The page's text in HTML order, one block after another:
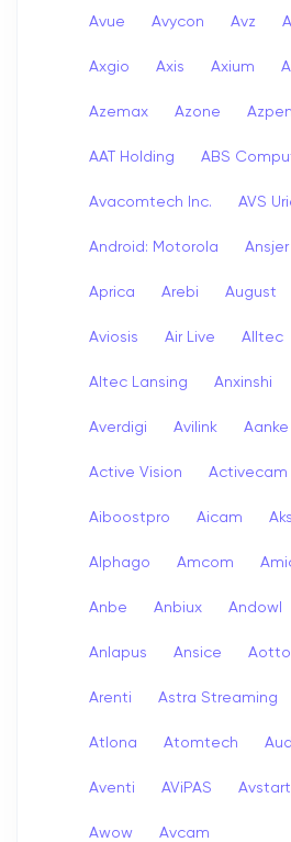
Avue Avycon Avz
Axgio Axis Axium
Azemax Azone Azpen
AAT Holding ABS
Avacomtech Inc. AVS
Android: Motorola Ansjer
Aprica Arebi August
Aviosis Air Live Alltec
Altec Lansing Anxinshi
Averdigi Avilink Aanke
Active Vision Activecam
Aiboostpro Aicam
Alphago Amcom
Anbe Anbiux Andowl
Anlapus Ansice
Arenti Astra Streaming
Atlona Atomtech
Aventi AViPAS Avstart
Awow Avcam